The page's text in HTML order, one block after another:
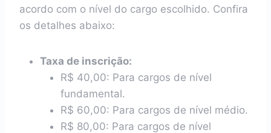
acordo com o nível do cargo escolhido. Confira
os detalhes abaixo:
Taxa de inscrição:
R$ 40,00: Para cargos de nível
fundamental.
R$ 60,00: Para cargos de nível médio.
R$ 80,00: Para cargos de nível